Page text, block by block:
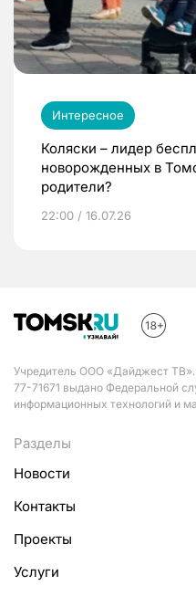
Интересное
Коляски – лидер
новорожденных в
родители?
22:00 / 16.07.26
Учредитель ООО «Дайджест
77-71671 выдано Федеральной
информационных технологий и
Разделы
Новости
Контакты
Проекты
Услуги